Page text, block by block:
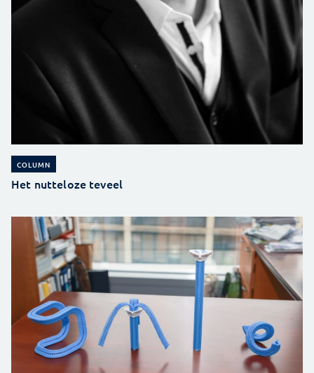
COLUMN
Het nutteloze teveel